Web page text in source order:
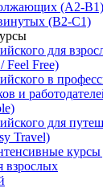
(A2-B1)
(B2-C1)
для
Feel Free)
в
и
для
Travel)
курсы
взрослых